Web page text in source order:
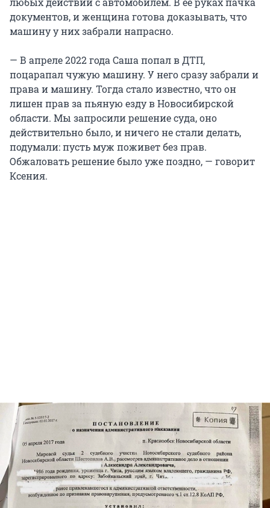
документов, и женщина готова доказывать, что
машину у них забрали напрасно.
— В апреле 2022 года Саша попал в ДТП,
поцарапал чужую машину. У него сразу забрали и
права и машину. Тогда стало известно, что он
лишен прав за пьяную езду в Новосибирской
области. Мы запросили решение суда, оно
действительно было, и ничего не стали делать,
подумали: пусть муж поживет без прав.
Обжаловать решение было уже поздно, — говорит
Ксения.